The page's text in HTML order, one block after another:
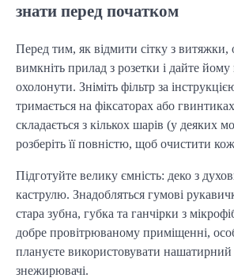
знати перед початком
Перед тим, як відмити сітку з витяжки,
вимкніть прилад з розетки і дайте
охолонути. Зніміть фільтр за
тримається на фіксаторах або
складається з кількох шарів (у деяких
розберіть її повністю, щоб очистити
Підготуйте велику ємність: деко з
каструлю. Знадобляться гумові
стара зубна, губка та ганчірки з
добре провітрюваному приміщенні,
плануєте використовувати нашатирний
знежирювачі.